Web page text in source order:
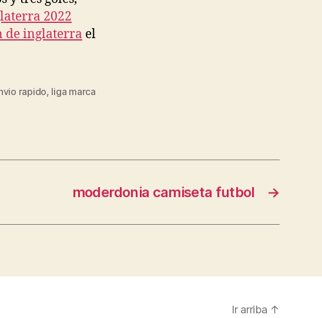
2022
de inglaterra el
rapido, liga marca
→
moderdonia camiseta futbol
Ir arriba ↑